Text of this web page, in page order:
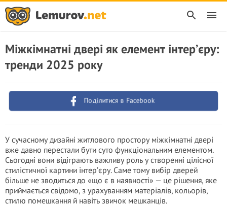
Міжкімнатні двері як елемент інтер’єру:
тренди 2025 року
Поділитися в Facebook
У сучасному дизайні житлового простору міжкімнатні двері
вже давно перестали бути суто функціональним елементом.
Сьогодні вони відіграють важливу роль у створенні цілісної
стилістичної картини інтер’єру. Саме тому вибір дверей
більше не зводиться до «що є в наявності» — це рішення, яке
приймається свідомо, з урахуванням матеріалів, кольорів,
стилю помешкання й навіть звичок мешканців.